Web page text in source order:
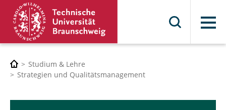
Menü
Studium & Lehre
Strategien und Qualitätsmanagement